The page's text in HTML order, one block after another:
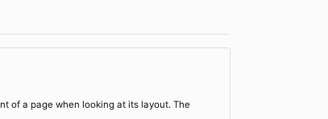
of a page when looking at its layout. The